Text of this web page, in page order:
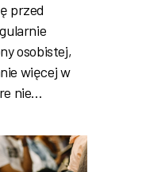
przed
osobistej,
więcej w
nie…